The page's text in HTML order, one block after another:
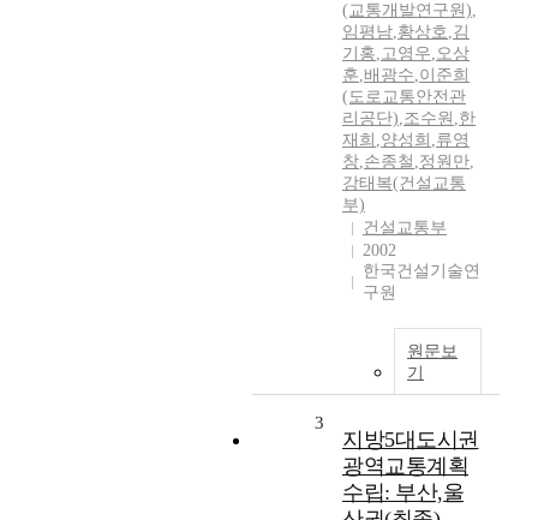
(교통개발연구원),
임평남,황상호,김
기홍,고영우,오상
훈,배광수,이준희
(도로교통안전관
리공단),조수원 ,한
재희 ,양성희 ,류영
창,손종철 ,정원만,
강태복(건설교통
부)
건설교통부
2002
한국건설기술연
구원
원문보
기
3
지방5대도시권
광역교통계획
수립: 부산,울